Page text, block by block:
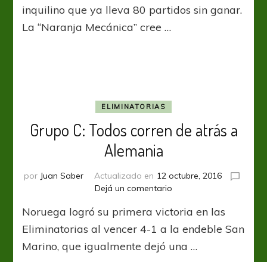
a
inquilino que ya lleva 80 partidos sin ganar.
La “Naranja Mecánica” cree …
ELIMINATORIAS
Grupo C: Todos corren de atrás a
Alemania
por Juan Saber Actualizado en 12 octubre, 2016
Dejá un comentario
C:
Todos
de
Noruega logró su primera victoria en las
Eliminatorias al vencer 4-1 a la endeble San
Marino, que igualmente dejó una …